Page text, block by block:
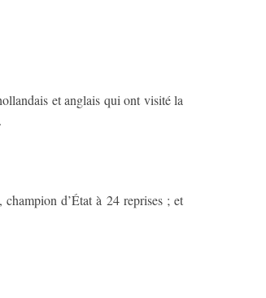
et anglais qui ont visité la
d’État à 24 reprises ; et